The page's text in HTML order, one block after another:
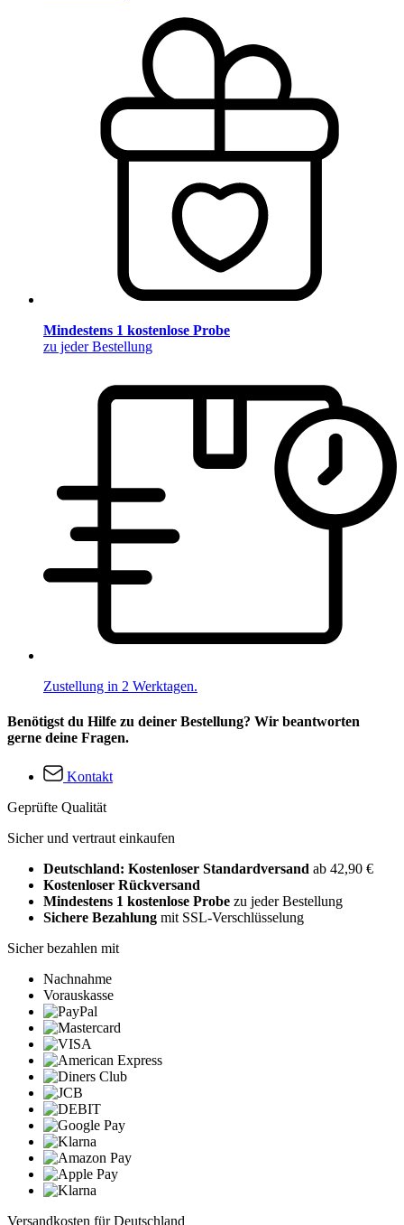
Mindestens 1 kostenlose Probe
zu jeder Bestellung
Zustellung in 2 Werktagen.
Benötigst du Hilfe zu deiner Bestellung? Wir beantworten
gerne deine Fragen.
Kontakt
Geprüfte Qualität
Sicher und vertraut einkaufen
Deutschland: Kostenloser Standardversand ab 42,90 €
Kostenloser Rückversand
Mindestens 1 kostenlose Probe zu jeder Bestellung
Sichere Bezahlung mit SSL-Verschlüsselung
Sicher bezahlen mit
Nachnahme
Vorauskasse
Versandkosten für Deutschland